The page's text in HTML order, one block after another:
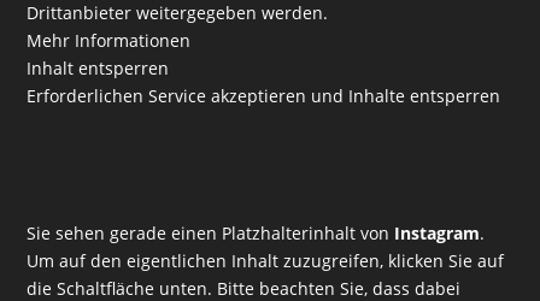
Drittanbieter weitergegeben werden.
Mehr Informationen
Inhalt entsperren
Erforderlichen Service akzeptieren und Inhalte entsperren
Sie sehen gerade einen Platzhalterinhalt von Instagram.
Um auf den eigentlichen Inhalt zuzugreifen, klicken Sie auf
die Schaltfläche unten. Bitte beachten Sie, dass dabei